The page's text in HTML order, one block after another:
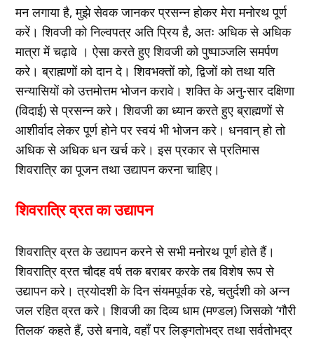
मन लगाया है, मुझे सेवक जानकर प्रसन्न होकर मेरा मनोरथ पूर्ण
करें। शिवजी को निल्वपत्र अति प्रिय है, अतः अधिक से अधिक
मात्रा में चढ़ावे । ऐसा करते हुए शिवजी को पुष्पाञ्जलि समर्पण
करे। ब्राह्मणों को दान दे। शिवभक्तों को, द्विजों को तथा यति
सन्यासियों को उत्तमोत्तम भोजन करावे। शक्ति के अनु-सार दक्षिणा
(विदाई) से प्रसन्न करे। शिवजी का ध्यान करते हुए ब्राह्मणों से
आशीर्वाद लेकर पूर्ण होने पर स्वयं भी भोजन करे। धनवान् हो तो
अधिक से अधिक धन खर्च करे। इस प्रकार से प्रतिमास
शिवरात्रि का पूजन तथा उद्यापन करना चाहिए।
शिवरात्रि व्रत का उद्यापन
शिवरात्रि व्रत के उद्यापन करने से सभी मनोरथ पूर्ण होते हैं।
शिवरात्रि व्रत चौदह वर्ष तक बराबर करके तब विशेष रूप से
उद्यापन करे। त्रयोदशी के दिन संयमपूर्वक रहे, चतुर्दशी को अन्न
जल रहित व्रत करे। शिवजी का दिव्य धाम (मण्डल) जिसको ‘गौरी
तिलक’ कहते हैं, उसे बनावे, वहाँ पर लिङ्गतोभद्र तथा सर्वतोभद्र